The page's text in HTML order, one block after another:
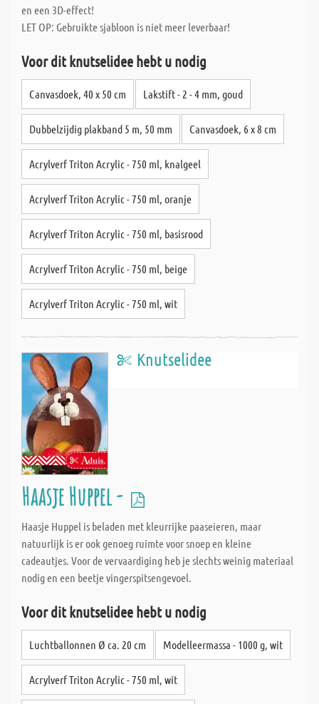
en een 3D-effect!
LET OP: Gebruikte sjabloon is niet meer leverbaar!
Voor dit knutselidee hebt u nodig
Canvasdoek, 40 x 50 cm Lakstift - 2 - 4 mm, goud
Dubbelzijdig plakband 5 m, 50 mm Canvasdoek, 6 x 8 cm
Acrylverf Triton Acrylic - 750 ml, knalgeel
Acrylverf Triton Acrylic - 750 ml, oranje
Acrylverf Triton Acrylic - 750 ml, basisrood
Acrylverf Triton Acrylic - 750 ml, beige
Acrylverf Triton Acrylic - 750 ml, wit
Knutselidee
Haasje Huppel -
Haasje Huppel is beladen met kleurrijke paaseieren, maar
natuurlijk is er ook genoeg ruimte voor snoep en kleine
cadeautjes. Voor de vervaardiging heb je slechts weinig materiaal
nodig en een beetje vingerspitsengevoel.
Voor dit knutselidee hebt u nodig
Luchtballonnen Ø ca. 20 cm Modelleermassa - 1000 g, wit
Acrylverf Triton Acrylic - 750 ml, wit